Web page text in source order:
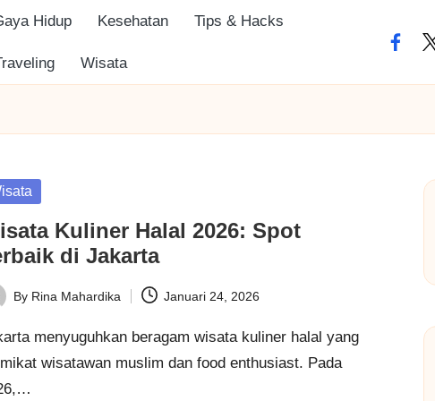
Hidup Kesehatan Tips & Hacks
Wisata
Kuliner Halal 2026: Spot
di Jakarta
By Rina Mahardika Januari 24, 2026
menyuguhkan beragam wisata kuliner halal yang
wisatawan muslim dan food enthusiast. Pada